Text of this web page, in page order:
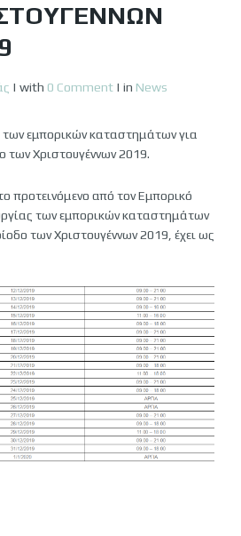
| with 0 Comment | in News
των εμπορικών καταστημάτων για
των Χριστουγέννων 2019.
προτεινόμενο από τον Εμπορικό
των εμπορικών καταστημάτων
των Χριστουγέννων 2019, έχει ως